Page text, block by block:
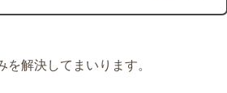
解決してまいります。